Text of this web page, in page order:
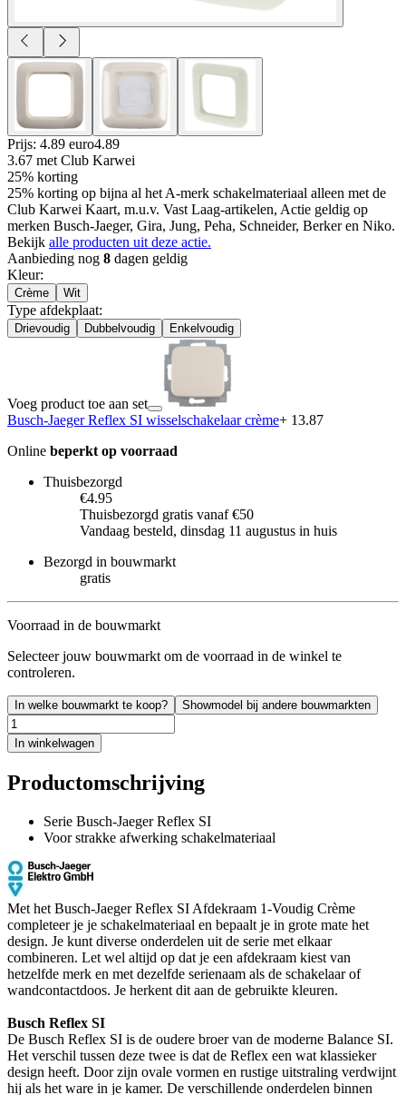
Prijs: 4.89 euro4.89
3.67 met Club Karwei
25% korting
25% korting op bijna al het A-merk schakelmateriaal alleen met de
Club Karwei Kaart, m.u.v. Vast Laag-artikelen, Actie geldig op
merken Busch-Jaeger, Gira, Jung, Peha, Schneider, Berker en Niko.
Bekijk alle producten uit deze actie.
Aanbieding nog 8 dagen geldig
Kleur:
Crème Wit
Type afdekplaat:
Drievoudig Dubbelvoudig Enkelvoudig
Voeg product toe aan set
Busch-Jaeger Reflex SI wisselschakelaar crème+ 13.87
Online beperkt op voorraad
Thuisbezorgd
€4.95
Thuisbezorgd gratis vanaf €50
Vandaag besteld, dinsdag 11 augustus in huis
Bezorgd in bouwmarkt
gratis
Voorraad in de bouwmarkt
Selecteer jouw bouwmarkt om de voorraad in de winkel te
controleren.
In welke bouwmarkt te koop? Showmodel bij andere bouwmarkten
In winkelwagen
Productomschrijving
Serie Busch-Jaeger Reflex SI
Voor strakke afwerking schakelmateriaal
Met het Busch-Jaeger Reflex SI Afdekraam 1-Voudig Crème
completeer je je schakelmateriaal en bepaalt je in grote mate het
design. Je kunt diverse onderdelen uit de serie met elkaar
combineren. Let wel altijd op dat je een afdekraam kiest van
hetzelfde merk en met dezelfde serienaam als de schakelaar of
wandcontactdoos. Je herkent dit aan de gebruikte kleuren.
Busch Reflex SI
De Busch Reflex SI is de oudere broer van de moderne Balance SI.
Het verschil tussen deze twee is dat de Reflex een wat klassieker
design heeft. Door zijn ovale vormen en rustige uitstraling verdwijnt
hij als het ware in je kamer. De verschillende onderdelen binnen